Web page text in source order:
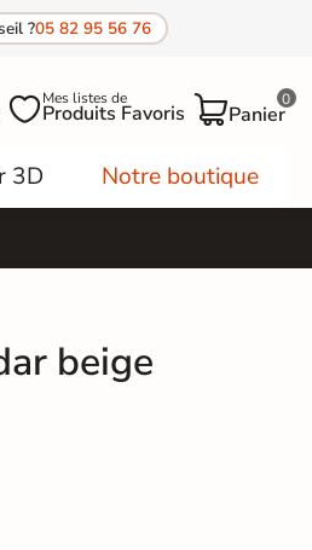
?05 82 95 56 76
Mes listes de
Produits Favoris Panier
0
3D Notre boutique
beige